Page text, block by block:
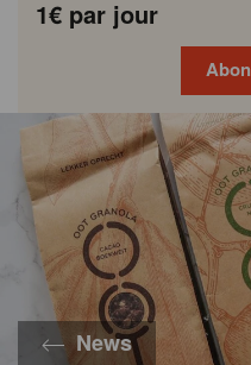
1€ par jour
News
Gondola
academy
Gondola
society